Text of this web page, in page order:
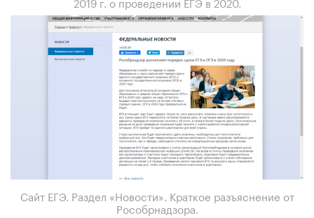
Сайт ЕГЭ. Раздел «Новости». Краткое разъяснение от
Рособрнадзора.